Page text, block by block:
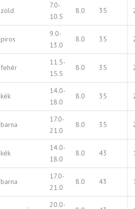
zöld
7.0-
10.5
8.0 35
piros
9.0-
13.0
8.0 35
fehér
11.5-
15.5
8.0 35
kék
14.0-
18.0
8.0 35
barna
17.0-
21.0
8.0 35
kék
14.0-
18.0
8.0 43
barna
17.0-
21.0
8.0 43
20.0-